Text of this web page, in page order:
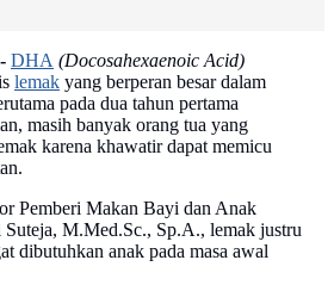
DHA (Docosahexaenoic Acid)
lemak yang berperan besar dalam
pada dua tahun pertama
masih banyak orang tua yang
karena khawatir dapat memicu
Pemberi Makan Bayi dan Anak
M.Med.Sc., Sp.A., lemak justru
dibutuhkan anak pada masa awal